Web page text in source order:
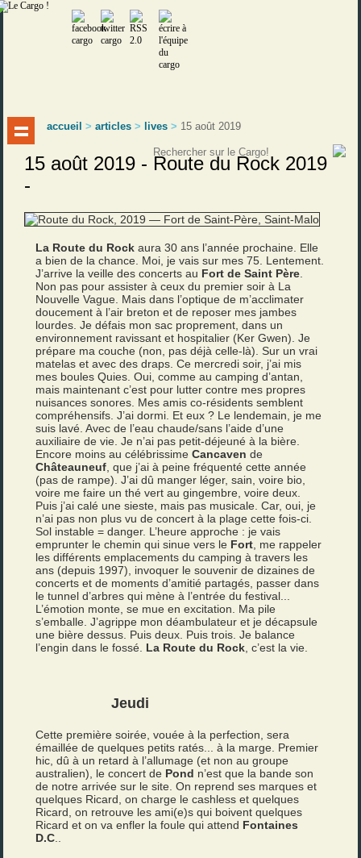
accueil >articles > lives > 15 août 2019
15 août 2019 - Route du Rock 2019
-
La Route du Rock aura 30 ans l’année prochaine. Elle
a bien de la chance. Moi, je vais sur mes 75. Lentement.
J’arrive la veille des concerts au Fort de Saint Père
Non pas pour assister à ceux du premier soir à La
Nouvelle Vague. Mais dans l’optique de m’acclimater
doucement à l’air breton et de reposer mes jambes
lourdes. Je défais mon sac proprement, dans un
environnement ravissant et hospitalier (Ker Gwen). Je
prépare ma couche (non, pas déjà celle-là). Sur un vrai
matelas et avec des draps. Ce mercredi soir, j’ai mis
mes boules Quies. Oui, comme au camping d’antan,
mais maintenant c’est pour lutter contre mes propres
nuisances sonores. Mes amis co-résidents semblent
compréhensifs. J’ai dormi. Et eux ? Le lendemain, je me
suis lavé. Avec de l’eau chaude/sans l’aide d’une
auxiliaire de vie. Je n’ai pas petit-déjeuné à la bière.
Encore moins au célébrissimeCancavende
Châteauneuf , que j’ai à peine fréquenté cette année
(pas de rampe). J’ai dû manger léger, sain, voire bio,
voire me faire un thé vert au gingembre, voire deux.
Puis j’ai calé une sieste, mais pas musicale. Car, oui, je
n’ai pas non plus vu de concert à la plage cette fois-ci.
Sol instable = danger. L’heure approche : je vais
emprunter le chemin qui sinue vers le Fort , me rappeler
les différents emplacements du camping à travers les
ans (depuis 1997), invoquer le souvenir de dizaines de
concerts et de moments d’amitié partagés, passer dans
le tunnel d’arbres qui mène à l’entrée du festival...
L’émotion monte, se mue en excitation. Ma pile
s’emballe. J’agrippe mon déambulateur et je décapsule
une bière dessus. Puis deux. Puis trois. Je balance
l’engin dans le fossé. La Route du Rock , c’est la vie.
Jeudi
Cette première soirée, vouée à la perfection, sera
émaillée de quelques petits ratés... à la marge. Premier
hic, dû à un retard à l’allumage (et non au groupe
australien), le concert de Pond n’est que la bande son
de notre arrivée sur le site. On reprend ses marques et
quelques Ricard, on charge le cashless et quelques
Ricard, on retrouve les ami(e)s qui boivent quelques
Ricard et on va enfler la foule qui attend Fontaines
D.C